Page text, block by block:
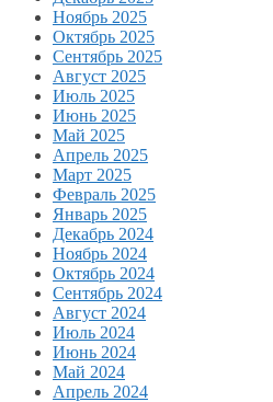
Ноябрь 2025
Октябрь 2025
Сентябрь 2025
Август 2025
Июль 2025
Июнь 2025
Май 2025
Апрель 2025
Март 2025
Февраль 2025
Январь 2025
Декабрь 2024
Ноябрь 2024
Октябрь 2024
Сентябрь 2024
Август 2024
Июль 2024
Июнь 2024
Май 2024
Апрель 2024